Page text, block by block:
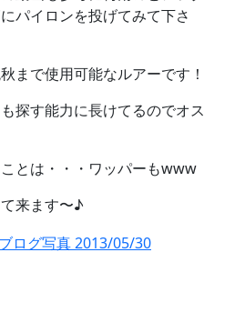
パイロンを投げてみて下さ
まで使用可能なルアーです！
探す能力に長けてるのでオス
とは・・・ワッパーもwww
来ます〜♪